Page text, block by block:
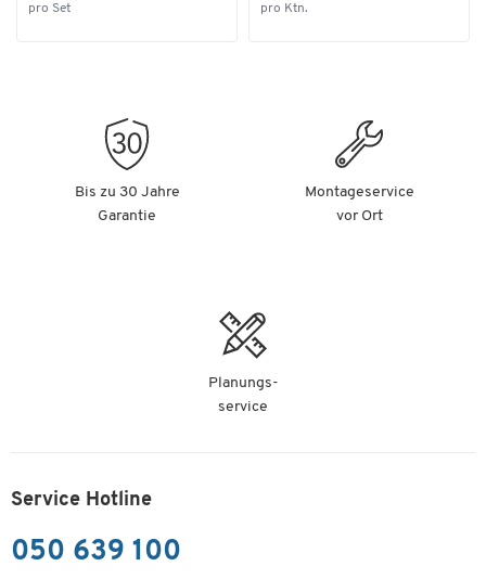
pro Set pro Ktn.
Bis zu 30 Jahre
Garantie
Montageservice
vor Ort
Planungs-
service
Service Hotline
050 639 100